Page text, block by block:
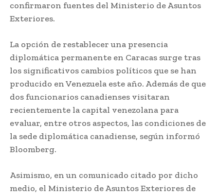
confirmaron fuentes del Ministerio de Asuntos
Exteriores.
La opción de restablecer una presencia
diplomática permanente en Caracas surge tras
los significativos cambios políticos que se han
producido en Venezuela este año. Además de que
dos funcionarios canadienses visitaran
recientemente la capital venezolana para
evaluar, entre otros aspectos, las condiciones de
la sede diplomática canadiense, según informó
Bloomberg.
Asimismo, en un comunicado citado por dicho
medio, el Ministerio de Asuntos Exteriores de